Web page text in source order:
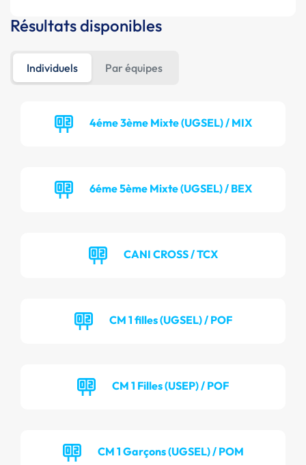
Résultats disponibles
Individuels Par équipes
4éme 3ème Mixte (UGSEL) / MIX
6éme 5ème Mixte (UGSEL) / BEX
CANI CROSS / TCX
CM 1 filles (UGSEL) / POF
CM 1 Filles (USEP) / POF
CM 1 Garçons (UGSEL) / POM